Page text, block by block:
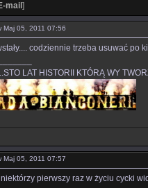
mail ]
Maj 05, 2011 07:56
codziennie trzeba usuwać po
LAT HISTORII KTÓRĄ WY
Maj 05, 2011 07:57
pierwszy raz w życiu cycki